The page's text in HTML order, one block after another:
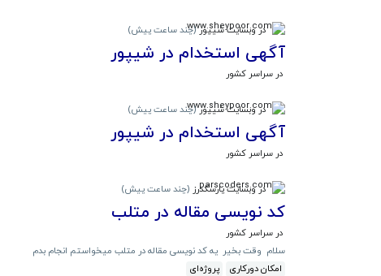
در وبسایت شیپور(چند ساعت پیش)
آگهی استخدام در شیپور
در سراسر کشور
در وبسایت شیپور(چند ساعت پیش)
آگهی استخدام در شیپور
در سراسر کشور
در وبسایت پارسکدرز (چند ساعت پیش)
کد نویسی مقاله در متلب
در سراسر کشور
سلام وقت بخیر یه کد نویسی مقاله در متلب میخواستم انجام بدم
امکان دورکاری
پروژه‌ای